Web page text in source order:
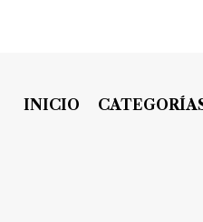
INICIO